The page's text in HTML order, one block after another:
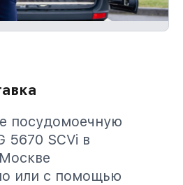
посудомоечную
5670 SCVi в
или с помощью